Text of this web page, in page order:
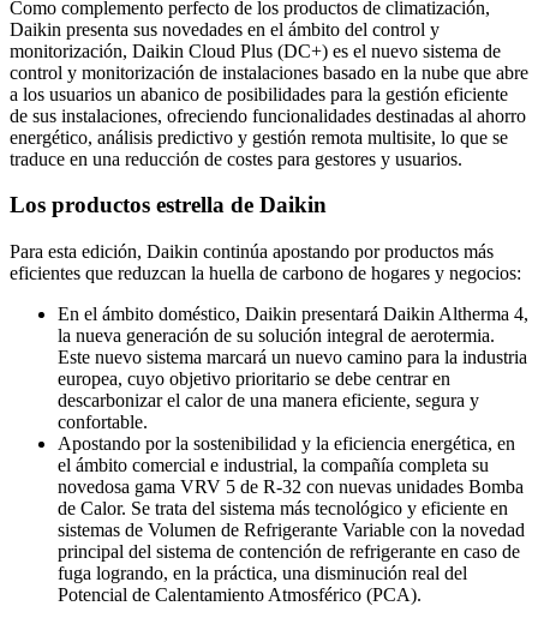
Como complemento perfecto de los productos de climatización,
Daikin presenta sus novedades en el ámbito del control y
monitorización, Daikin Cloud Plus (DC+) es el nuevo sistema de
control y monitorización de instalaciones basado en la nube que abre
a los usuarios un abanico de posibilidades para la gestión eficiente
de sus instalaciones, ofreciendo funcionalidades destinadas al ahorro
energético, análisis predictivo y gestión remota multisite, lo que se
traduce en una reducción de costes para gestores y usuarios.
Los productos estrella de Daikin
Para esta edición, Daikin continúa apostando por productos más
eficientes que reduzcan la huella de carbono de hogares y negocios:
En el ámbito doméstico, Daikin presentará Daikin Altherma 4,
la nueva generación de su solución integral de aerotermia.
Este nuevo sistema marcará un nuevo camino para la industria
europea, cuyo objetivo prioritario se debe centrar en
descarbonizar el calor de una manera eficiente, segura y
confortable.
Apostando por la sostenibilidad y la eficiencia energética, en
el ámbito comercial e industrial, la compañía completa su
novedosa gama VRV 5 de R-32 con nuevas unidades Bomba
de Calor. Se trata del sistema más tecnológico y eficiente en
sistemas de Volumen de Refrigerante Variable con la novedad
principal del sistema de contención de refrigerante en caso de
fuga logrando, en la práctica, una disminución real del
Potencial de Calentamiento Atmosférico (PCA).